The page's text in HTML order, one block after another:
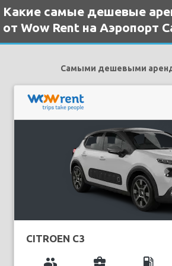
Какие самые дешевые
от Wow Rent на Аэропорт
Самыми дешевыми
CITROEN C3
group business_center local_gas_station